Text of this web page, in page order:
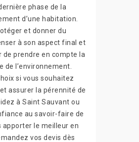
phase de la
d’une habitation.
et donner du
à son aspect final et
de prendre en compte la
de l’environnement.
si vous souhaitez
assurer la pérennité de
à Saint Sauvant ou
au savoir-faire de
apporter le meilleur en
vos devis dès